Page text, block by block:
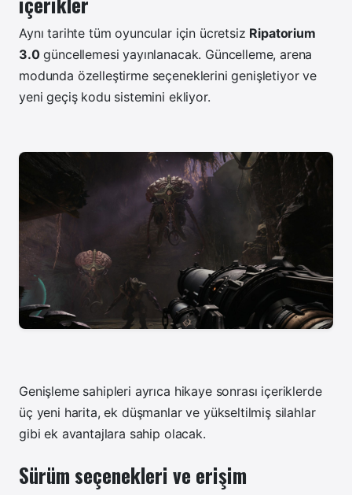
Aynı tarihte tüm oyuncular için ücretsiz Ripatorium
3.0güncellemesi yayınlanacak. Güncelleme, arena
modunda özelleştirme seçeneklerini genişletiyor ve
yeni geçiş kodu sistemini ekliyor.
Genişleme sahipleri ayrıca hikaye sonrası içeriklerde
üç yeni harita, ek düşmanlar ve yükseltilmiş silahlar
gibi ek avantajlara sahip olacak.
Sürüm seçenekleri ve erişim